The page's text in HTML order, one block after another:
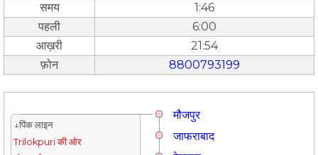
समय
1:46
पहली
6:00
आख़री
21:54
फ़ोन
8800793199
मौजपुर
↓पिंक लाइन
Trilokpuri की ओर
जाफराबाद